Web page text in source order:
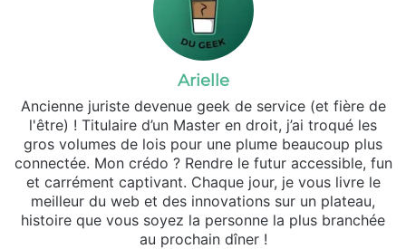
Arielle
Ancienne juriste devenue geek de service (et fière de
l'être) ! Titulaire d’un Master en droit, j’ai troqué les
gros volumes de lois pour une plume beaucoup plus
connectée. Mon crédo ? Rendre le futur accessible, fun
et carrément captivant. Chaque jour, je vous livre le
meilleur du web et des innovations sur un plateau,
histoire que vous soyez la personne la plus branchée
au prochain dîner !